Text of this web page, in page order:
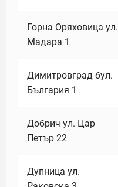
Горна Оряховица ул.
Мадара 1
Димитровград бул.
България 1
Добрич ул. Цар
Петър 22
Дупница ул.